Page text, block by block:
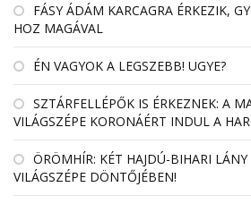
FÁSY ÁDÁM KARCAGRA ÉRKEZIK,
HOZ MAGÁVAL
ÉN VAGYOK A LEGSZEBB! UGYE?
SZTÁRFELLÉPŐK IS ÉRKEZNEK: A
VILÁGSZÉPE KORONÁÉRT INDUL A
ÖRÖMHÍR: KÉT HAJDÚ-BIHARI
VILÁGSZÉPE DÖNTŐJÉBEN!